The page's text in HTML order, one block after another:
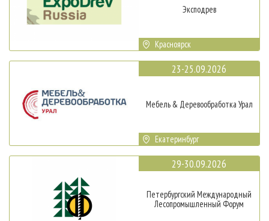
Эксподрев
Красноярск
23-25.09.2026
Мебель & Деревообработка Урал
Екатеринбург
29-30.09.2026
Петербургский Международный
Лесопромышленный Форум